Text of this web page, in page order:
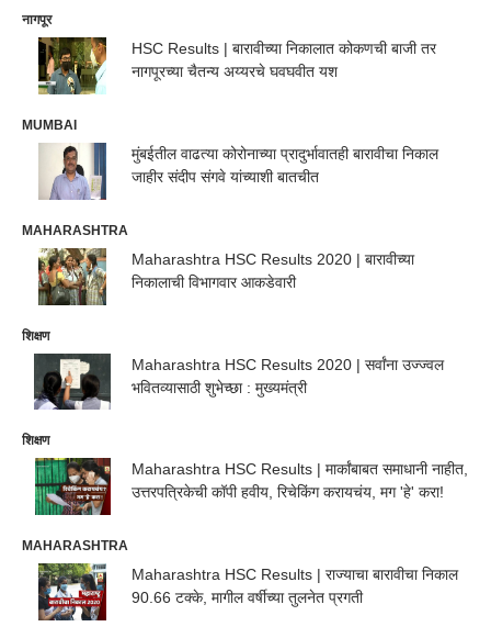
नागपूर
HSC Results | बारावीच्या निकालात कोकणची बाजी तर
नागपूरच्या चैतन्य अय्यरचे घवघवीत यश
MUMBAI
मुंबईतील वाढत्या कोरोनाच्या प्रादुर्भावातही बारावीचा निकाल
जाहीर संदीप संगवे यांच्याशी बातचीत
MAHARASHTRA
Maharashtra HSC Results 2020 | बारावीच्या
निकालाची विभागवार आकडेवारी
शिक्षण
Maharashtra HSC Results 2020 | सर्वांना उज्ज्वल
भवितव्यासाठी शुभेच्छा : मुख्यमंत्री
शिक्षण
Maharashtra HSC Results | मार्कांबाबत समाधानी नाहीत,
उत्तरपत्रिकेची कॉपी हवीय, रिचेकिंग करायचंय, मग 'हे' करा!
MAHARASHTRA
Maharashtra HSC Results | राज्याचा बारावीचा निकाल
90.66 टक्के, मागील वर्षीच्या तुलनेत प्रगती